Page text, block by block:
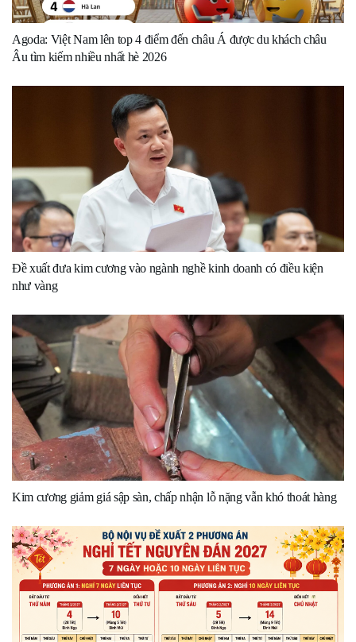
Agoda: Việt Nam lên top 4 điểm đến châu Á được du khách châu
Âu tìm kiếm nhiều nhất hè 2026
Đề xuất đưa kim cương vào ngành nghề kinh doanh có điều kiện
như vàng
Kim cương giảm giá sập sàn, chấp nhận lỗ nặng vẫn khó thoát hàng